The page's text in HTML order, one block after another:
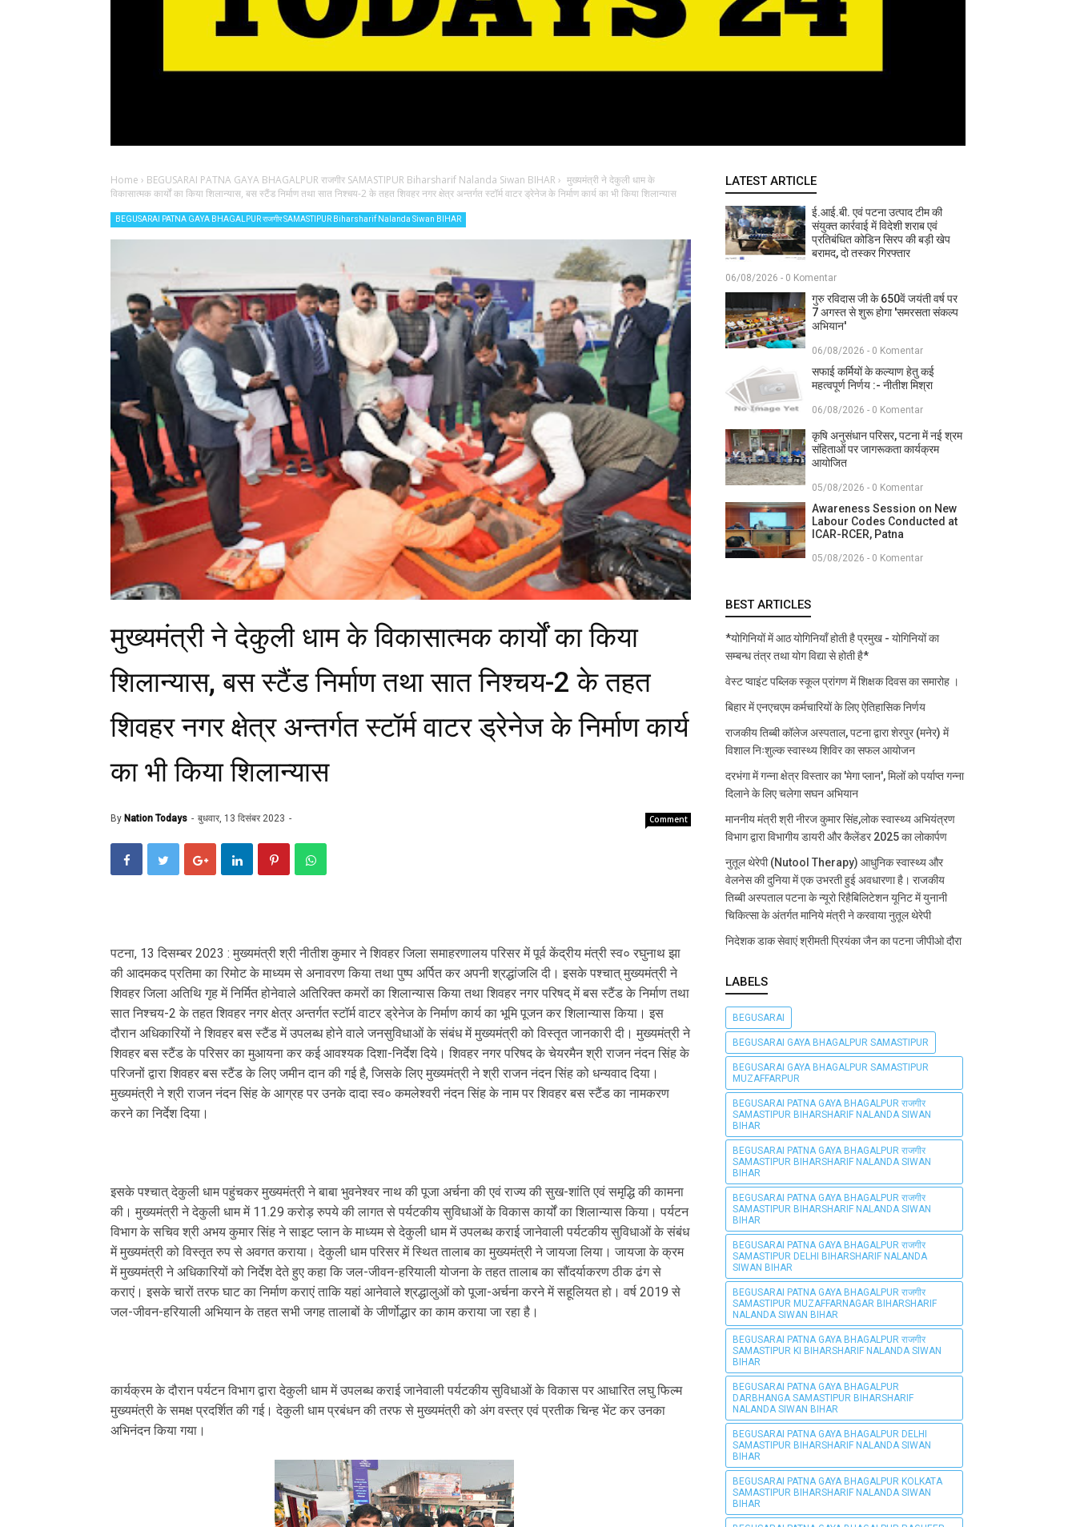
Home › BEGUSARAI PATNA GAYA BHAGALPUR राजगीर SAMASTIPUR Biharsharif Nalanda Siwan BIHAR › मुख्यमंत्री ने देकुली धाम के
विकासात्मक कार्यों का किया शिलान्यास, बस स्टैंड निर्माण तथा सात निश्चय-2 के तहत शिवहर नगर क्षेत्र अन्तर्गत स्टॉर्म वाटर ड्रेनेज के निर्माण कार्य का भी किया शिलान्यास
BEGUSARAI PATNA GAYA BHAGALPUR राजगीर SAMASTIPUR Biharsharif Nalanda Siwan BIHAR
मुख्यमंत्री ने देकुली धाम के विकासात्मक कार्यों का किया
शिलान्यास, बस स्टैंड निर्माण तथा सात निश्चय-2 के तहत
शिवहर नगर क्षेत्र अन्तर्गत स्टॉर्म वाटर ड्रेनेज के निर्माण कार्य
का भी किया शिलान्यास
By Nation Todays बुधवार, 13 दिसंबर 2023 Comment
पटना, 13 दिसम्बर 2023 : मुख्यमंत्री श्री नीतीश कुमार ने शिवहर जिला समाहरणालय परिसर में पूर्व केंद्रीय मंत्री स्व० रघुनाथ झा
की आदमकद प्रतिमा का रिमोट के माध्यम से अनावरण किया तथा पुष्प अर्पित कर अपनी श्रद्धांजलि दी। इसके पश्चात् मुख्यमंत्री ने
शिवहर जिला अतिथि गृह में निर्मित होनेवाले अतिरिक्त कमरों का शिलान्यास किया तथा शिवहर नगर परिषद् में बस स्टैंड के निर्माण तथा
सात निश्चय-2 के तहत शिवहर नगर क्षेत्र अन्तर्गत स्टॉर्म वाटर ड्रेनेज के निर्माण कार्य का भूमि पूजन कर शिलान्यास किया। इस
दौरान अधिकारियों ने शिवहर बस स्टैंड में उपलब्ध होने वाले जनसुविधाओं के संबंध में मुख्यमंत्री को विस्तृत जानकारी दी। मुख्यमंत्री ने
शिवहर बस स्टैंड के परिसर का मुआयना कर कई आवश्यक दिशा-निर्देश दिये। शिवहर नगर परिषद के चेयरमैन श्री राजन नंदन सिंह के
परिजनों द्वारा शिवहर बस स्टैंड के लिए जमीन दान की गई है, जिसके लिए मुख्यमंत्री ने श्री राजन नंदन सिंह को धन्यवाद दिया।
मुख्यमंत्री ने श्री राजन नंदन सिंह के आग्रह पर उनके दादा स्व० कमलेश्वरी नंदन सिंह के नाम पर शिवहर बस स्टैंड का नामकरण
करने का निर्देश दिया।
इसके पश्चात् देकुली धाम पहुंचकर मुख्यमंत्री ने बाबा भुवनेश्वर नाथ की पूजा अर्चना की एवं राज्य की सुख-शांति एवं समृद्धि की कामना
की। मुख्यमंत्री ने देकुली धाम में 11.29 करोड़ रुपये की लागत से पर्यटकीय सुविधाओं के विकास कार्यों का शिलान्यास किया। पर्यटन
विभाग के सचिव श्री अभय कुमार सिंह ने साइट प्लान के माध्यम से देकुली धाम में उपलब्ध कराई जानेवाली पर्यटकीय सुविधाओं के संबंध
में मुख्यमंत्री को विस्तृत रुप से अवगत कराया। देकुली धाम परिसर में स्थित तालाब का मुख्यमंत्री ने जायजा लिया। जायजा के क्रम
में मुख्यमंत्री ने अधिकारियों को निर्देश देते हुए कहा कि जल-जीवन-हरियाली योजना के तहत तालाब का सौंदर्याकरण ठीक ढंग से
कराएं। इसके चारों तरफ घाट का निर्माण कराएं ताकि यहां आनेवाले श्रद्धालुओं को पूजा-अर्चना करने में सहूलियत हो। वर्ष 2019 से
जल-जीवन-हरियाली अभियान के तहत सभी जगह तालाबों के जीर्णोद्धार का काम कराया जा रहा है।
कार्यक्रम के दौरान पर्यटन विभाग द्वारा देकुली धाम में उपलब्ध कराई जानेवाली पर्यटकीय सुविधाओं के विकास पर आधारित लघु फिल्म
मुख्यमंत्री के समक्ष प्रदर्शित की गई। देकुली धाम प्रबंधन की तरफ से मुख्यमंत्री को अंग वस्त्र एवं प्रतीक चिन्ह भेंट कर उनका
अभिनंदन किया गया।
LATEST ARTICLE
ई.आई.बी. एवं पटना उत्पाद टीम की
संयुक्त कार्रवाई में विदेशी शराब एवं
प्रतिबंधित कोडिन सिरप की बड़ी खेप
बरामद, दो तस्कर गिरफ्तार
06/08/2026 - 0 Komentar
गुरु रविदास जी के 650वें जयंती वर्ष पर
7 अगस्त से शुरू होगा 'समरसता संकल्प
अभियान'
06/08/2026 - 0 Komentar
सफाई कर्मियों के कल्याण हेतु कई
महत्वपूर्ण निर्णय :- नीतीश मिश्रा
06/08/2026 - 0 Komentar
कृषि अनुसंधान परिसर, पटना में नई श्रम
संहिताओं पर जागरूकता कार्यक्रम
आयोजित
05/08/2026 - 0 Komentar
Awareness Session on New
Labour Codes Conducted at
ICAR-RCER, Patna
05/08/2026 - 0 Komentar
BEST ARTICLES
*योगिनियों में आठ योगिनियाँ होती है प्रमुख - योगिनियों का
सम्बन्ध तंत्र तथा योग विद्या से होती है*
वेस्ट प्वाइंट पब्लिक स्कूल प्रांगण में शिक्षक दिवस का समारोह ।
बिहार में एनएचएम कर्मचारियों के लिए ऐतिहासिक निर्णय
राजकीय तिब्बी कॉलेज अस्पताल, पटना द्वारा शेरपुर (मनेर) में
विशाल निःशुल्क स्वास्थ्य शिविर का सफल आयोजन
दरभंगा में गन्ना क्षेत्र विस्तार का 'मेगा प्लान', मिलों को पर्याप्त गन्ना
दिलाने के लिए चलेगा सघन अभियान
माननीय मंत्री श्री नीरज कुमार सिंह,लोक स्वास्थ्य अभियंत्रण
विभाग द्वारा विभागीय डायरी और कैलेंडर 2025 का लोकार्पण
नुतूल थेरेपी (Nutool Therapy) आधुनिक स्वास्थ्य और
वेलनेस की दुनिया में एक उभरती हुई अवधारणा है। राजकीय
तिब्बी अस्पताल पटना के न्यूरो रिहैबिलिटेशन यूनिट में युनानी
चिकित्सा के अंतर्गत मानिये मंत्री ने करवाया नुतूल थेरेपी
निदेशक डाक सेवाएं श्रीमती प्रियंका जैन का पटना जीपीओ दौरा
LABELS
BEGUSARAI
BEGUSARAI GAYA BHAGALPUR SAMASTIPUR
BEGUSARAI GAYA BHAGALPUR SAMASTIPUR
MUZAFFARPUR
BEGUSARAI PATNA GAYA BHAGALPUR राजगीर
SAMASTIPUR BIHARSHARIF NALANDA SIWAN
BIHAR
BEGUSARAI PATNA GAYA BHAGALPUR राजगीर
SAMASTIPUR BIHARSHARIF NALANDA SIWAN
BIHAR
BEGUSARAI PATNA GAYA BHAGALPUR राजगीर
SAMASTIPUR BIHARSHARIF NALANDA SIWAN
BIHAR
BEGUSARAI PATNA GAYA BHAGALPUR राजगीर
SAMASTIPUR DELHI BIHARSHARIF NALANDA
SIWAN BIHAR
BEGUSARAI PATNA GAYA BHAGALPUR राजगीर
SAMASTIPUR MUZAFFARNAGAR BIHARSHARIF
NALANDA SIWAN BIHAR
BEGUSARAI PATNA GAYA BHAGALPUR राजगीर
SAMASTIPUR KI BIHARSHARIF NALANDA SIWAN
BIHAR
BEGUSARAI PATNA GAYA BHAGALPUR
DARBHANGA SAMASTIPUR BIHARSHARIF
NALANDA SIWAN BIHAR
BEGUSARAI PATNA GAYA BHAGALPUR DELHI
SAMASTIPUR BIHARSHARIF NALANDA SIWAN
BIHAR
BEGUSARAI PATNA GAYA BHAGALPUR KOLKATA
SAMASTIPUR BIHARSHARIF NALANDA SIWAN
BIHAR